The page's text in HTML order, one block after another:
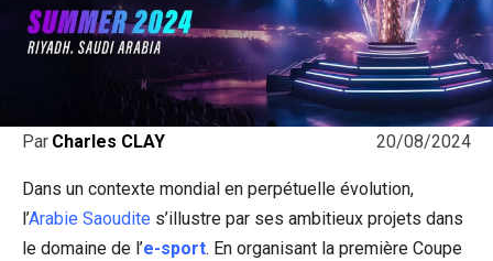
20/08/2024
Par Charles CLAY
Dans un contexte mondial en perpétuelle évolution,
l’Arabie Saoudite s’illustre par ses ambitieux projets dans
le domaine de l’e-sport. En organisant la première Coupe